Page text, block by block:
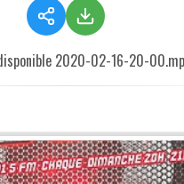
2020-02-16-20-